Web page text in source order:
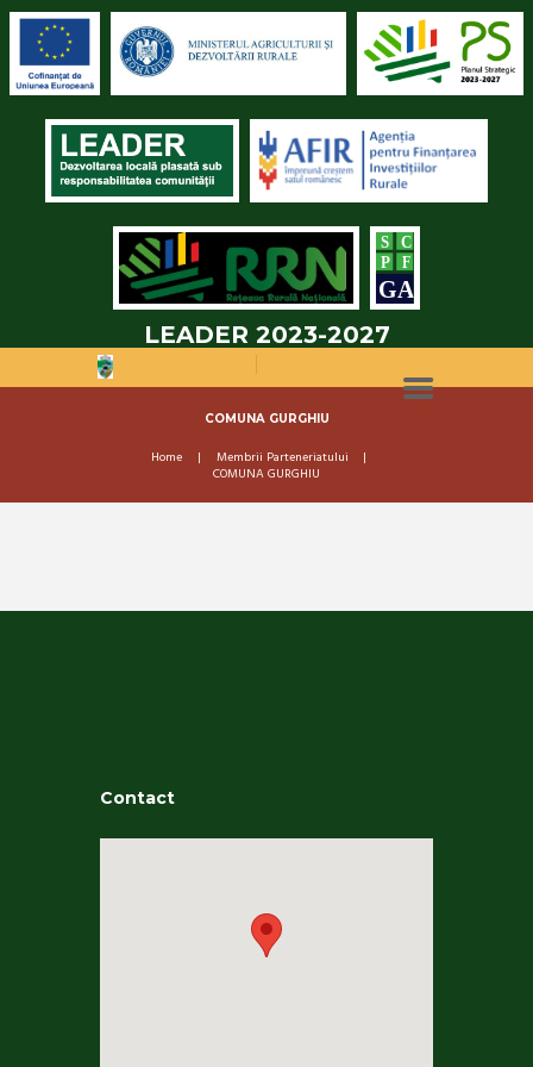
LEADER 2023-2027
COMUNA GURGHIU
Home
Membrii Parteneriatului
COMUNA GURGHIU
Contact